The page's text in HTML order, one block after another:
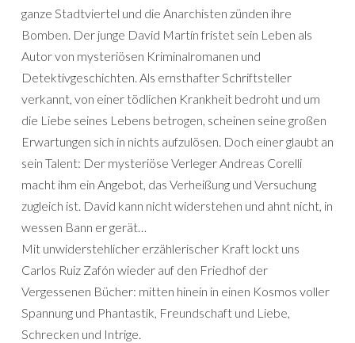
ganze Stadtviertel und die Anarchisten zünden ihre
Bomben. Der junge David Martín fristet sein Leben als
Autor von mysteriösen Kriminalromanen und
Detektivgeschichten. Als ernsthafter Schriftsteller
verkannt, von einer tödlichen Krankheit bedroht und um
die Liebe seines Lebens betrogen, scheinen seine großen
Erwartungen sich in nichts aufzulösen. Doch einer glaubt an
sein Talent: Der mysteriöse Verleger Andreas Corelli
macht ihm ein Angebot, das Verheißung und Versuchung
zugleich ist. David kann nicht widerstehen und ahnt nicht, in
wessen Bann er gerät…
Mit unwiderstehlicher erzählerischer Kraft lockt uns
Carlos Ruiz Zafón wieder auf den Friedhof der
Vergessenen Bücher: mitten hinein in einen Kosmos voller
Spannung und Phantastik, Freundschaft und Liebe,
Schrecken und Intrige.